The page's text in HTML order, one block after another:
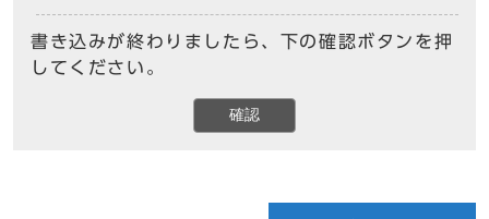
書き込みが終わりましたら、下の確認ボタンを押
してください。
確認